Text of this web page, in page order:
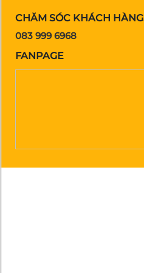
CHĂM SÓC KHÁCH HÀNG
083 999 6968
FANPAGE